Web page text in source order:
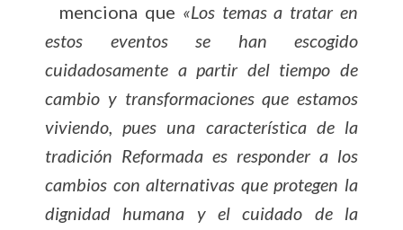
menciona que «Los temas a tratar en
estos eventos se han escogido
cuidadosamente a partir del tiempo de
cambio y transformaciones que estamos
viviendo, pues una característica de la
tradición Reformada es responder a los
cambios con alternativas que protegen la
dignidad humana y el cuidado de la